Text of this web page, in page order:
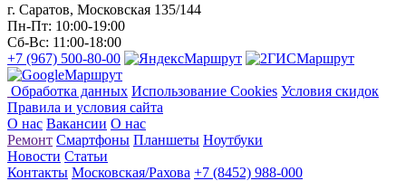
г. Саратов, Московская 135/144
Пн-Пт: 10:00-19:00
Сб-Вс: 11:00-18:00
+7 (967) 500-80-00
Маршрут
Маршрут
Маршрут
Обработка данных Использование Cookies Условия скидок
Правила и условия сайта
О нас Вакансии О нас
Ремонт Смартфоны Планшеты Ноутбуки
Новости Статьи
Контакты Московская/Рахова +7 (8452) 988-000